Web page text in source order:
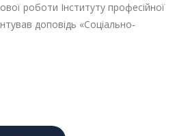
роботи Інституту професійної
доповідь «Соціально-